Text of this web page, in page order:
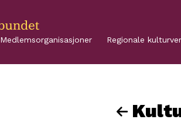
Medlemsorganisasjoner Regionale